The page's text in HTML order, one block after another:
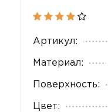
Артикул:
Материал:
Поверхность:
Цвет: